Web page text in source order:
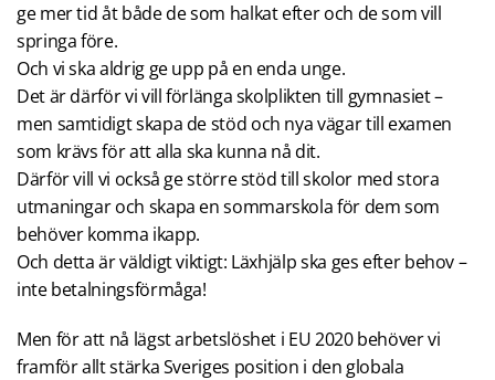
ge mer tid åt både de som halkat efter och de som vill
springa före.
Och vi ska aldrig ge upp på en enda unge.
Det är därför vi vill förlänga skolplikten till gymnasiet –
men samtidigt skapa de stöd och nya vägar till examen
som krävs för att alla ska kunna nå dit.
Därför vill vi också ge större stöd till skolor med stora
utmaningar och skapa en sommarskola för dem som
behöver komma ikapp.
Och detta är väldigt viktigt: Läxhjälp ska ges efter behov –
inte betalningsförmåga!
Men för att nå lägst arbetslöshet i EU 2020 behöver vi
framför allt stärka Sveriges position i den globala